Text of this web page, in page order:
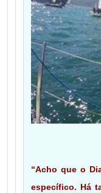
“Acho que o
específico. Há